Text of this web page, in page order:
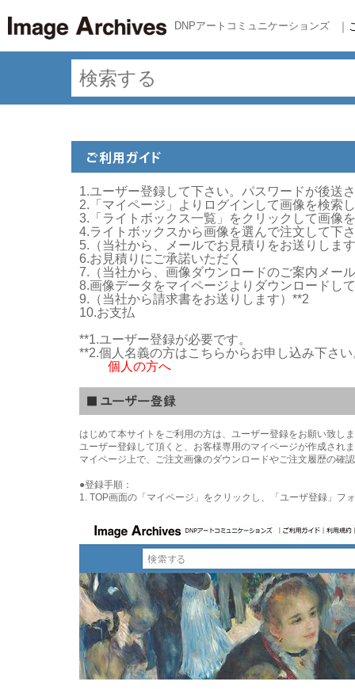
DNPアートコミュニケーションズ ｜
1.ユーザー登録して下さい。パスワードが後送
2.「マイページ」よりログインして画像を検索
3.「ライトボックス一覧」をクリックして画像
4.ライトボックスから画像を選んで注文して下
5.（当社から、メールでお見積りをお送りしま
6.お見積りにご承諾いただく
7.（当社から、画像ダウンロードのご案内メー
8.画像データをマイページよりダウンロードし
9.（当社から請求書をお送りします）**2
10.お支払
**1.ユーザー登録が必要です。
**2.個人名義の方はこちらからお申し込み下さ
個人の方へ
はじめて本サイトをご利用の方は、ユーザー登録をお願い致し
ユーザー登録して頂くと、お客様専用のマイページが作成され
マイページ上で、ご注文画像のダウンロードやご注文履歴の確
●登録手順：
1. TOP画面の「マイページ」をクリックし、「ユーザ登録」フ